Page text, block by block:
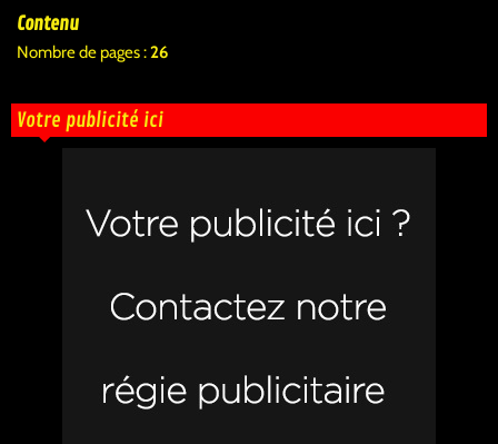
Contenu
Nombre de pages :26
Votre publicité ici